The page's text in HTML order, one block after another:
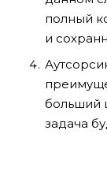
полный
и
больший
задача